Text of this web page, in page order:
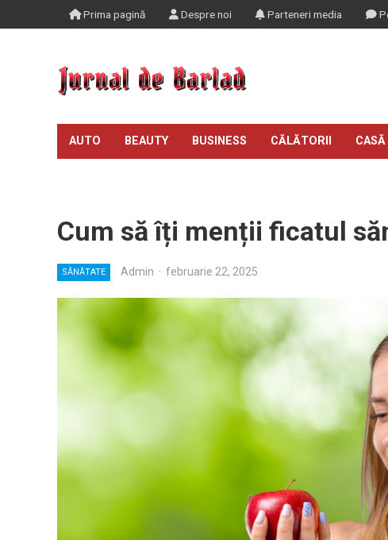
Prima pagină Despre noi Parteneri media
AUTO BEAUTY BUSINESS CĂLĂTORII
Cum să îți menții ficatul
SĂNĂTATE Admin · februarie 22, 2025